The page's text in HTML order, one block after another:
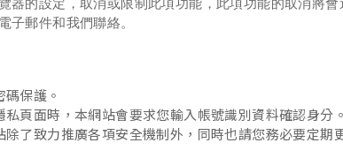
器的設定，取消或限制此項功能，此項功能的取消將
子郵件和我們聯絡。
保護。
頁面時，本網站會要求您輸入帳號識別資料確認身分
了致力推廣各項安全機制外，同時也請您務必要定期